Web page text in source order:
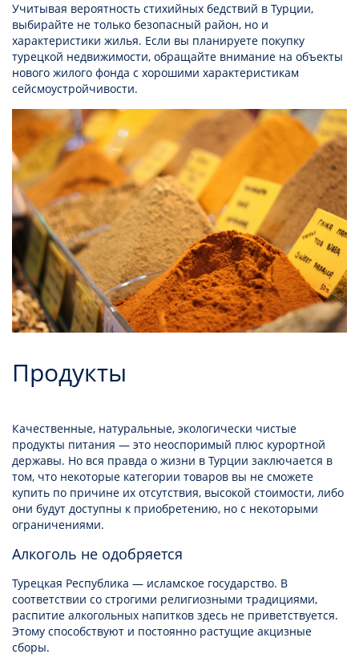
Учитывая вероятность стихийных бедствий в Турции,
выбирайте не только безопасный район, но и
характеристики жилья. Если вы планируете покупку
турецкой недвижимости, обращайте внимание на объекты
нового жилого фонда с хорошими характеристикам
сейсмоустройчивости.
Продукты
Качественные, натуральные, экологически чистые
продукты питания — это неоспоримый плюс курортной
державы. Но вся правда о жизни в Турции заключается в
том, что некоторые категории товаров вы не сможете
купить по причине их отсутствия, высокой стоимости, либо
они будут доступны к приобретению, но с некоторыми
ограничениями.
Алкоголь не одобряется
Турецкая Республика — исламское государство. В
соответствии со строгими религиозными традициями,
распитие алкогольных напитков здесь не приветствуется.
Этому способствуют и постоянно растущие акцизные
сборы.